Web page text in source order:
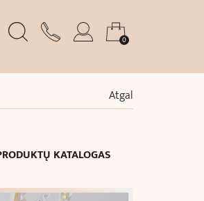
0
Atgal
KATALOGAS